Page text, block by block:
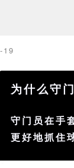
19
为什么守
守门员在手
更好地抓住